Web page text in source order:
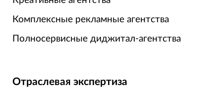
Комплексные рекламные агентства
Полносервисные диджитал-агентства
Отраслевая экспертиза